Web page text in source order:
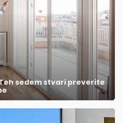
sedem stvari preverite